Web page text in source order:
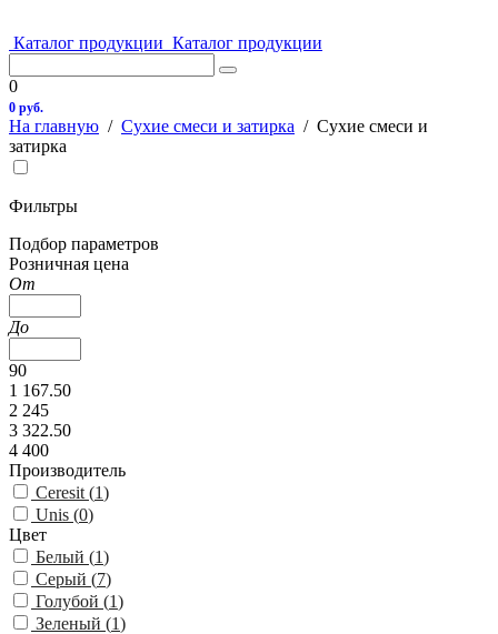
Каталог продукции Каталог продукции
0
0 руб.
На главную / Сухие смеси и затирка / Сухие смеси и
затирка
Фильтры
Подбор параметров
Розничная цена
От
До
90
1 167.50
2 245
3 322.50
4 400
Производитель
Ceresit (1)
Unis (0)
Цвет
Белый (1)
Серый (7)
Голубой (1)
Зеленый (1)